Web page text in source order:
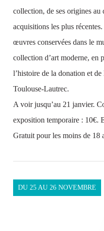
collection, de ses origines
acquisitions les plus
œuvres conservées dans le
collection d’art moderne, en
l’histoire de la donation et de
Toulouse-Lautrec.
A voir jusqu’au 21 janvier.
exposition temporaire : 10€.
Gratuit pour les moins de 18
DU 25 AU 26 NOVEMBRE